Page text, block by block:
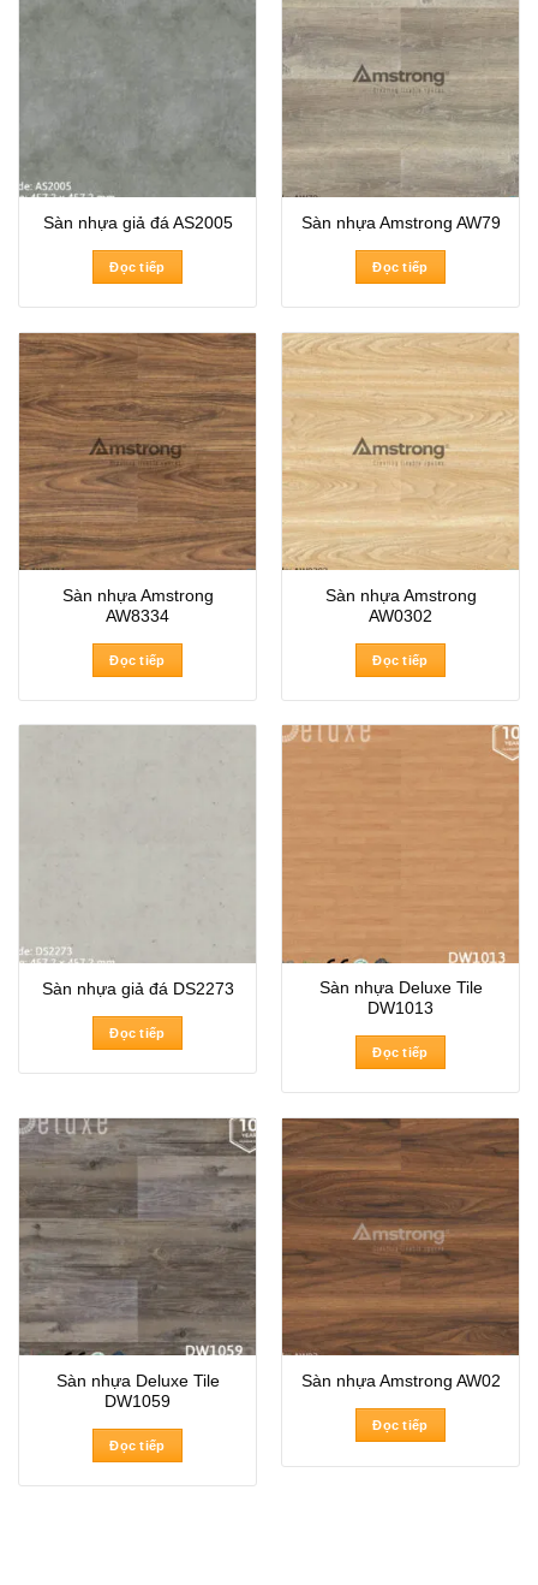
Sàn nhựa giả đá AS2005
Đọc tiếp
Sàn nhựa Amstrong AW79
Đọc tiếp
Sàn nhựa Amstrong
AW8334
Đọc tiếp
Sàn nhựa Amstrong
AW0302
Đọc tiếp
Sàn nhựa giả đá DS2273
Đọc tiếp
Sàn nhựa Deluxe Tile
DW1013
Đọc tiếp
Sàn nhựa Deluxe Tile
DW1059
Đọc tiếp
Sàn nhựa Amstrong AW02
Đọc tiếp